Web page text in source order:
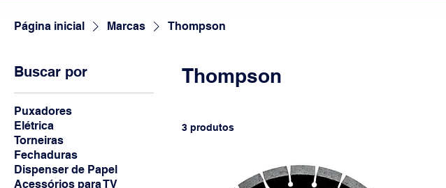
Página inicial Marcas Thompson
Buscar por
Puxadores
Elétrica
Torneiras
Fechaduras
Dispenser de Papel
Acessórios para TV
Thompson
3 produtos